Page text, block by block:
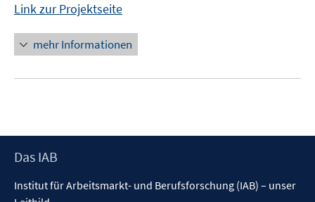
Link zur Projektseite
mehr Informationen
Footer
Das IAB
Institut für Arbeitsmarkt- und Berufsforschung (IAB) – unser